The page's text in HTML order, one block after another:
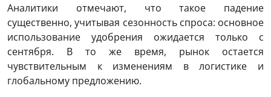
Аналитики отмечают, что такое падение
существенно, учитывая сезонность спроса: основное
использование удобрения ожидается только с
сентября. В то же время, рынок остается
чувствительным к изменениям в логистике и
глобальному предложению.